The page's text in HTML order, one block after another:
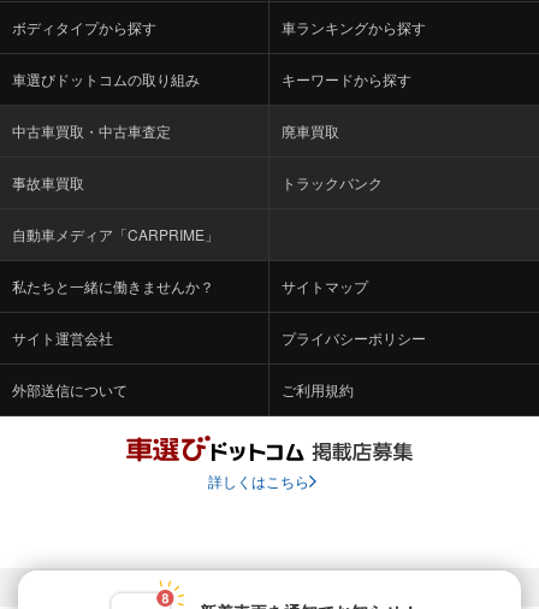
ボディタイプから探す 車ランキングから探す
車選びドットコムの取り組み キーワードから探す
中古車買取・中古車査定 廃車買取
事故車買取 トラックバンク
自動車メディア「CARPRIME」
私たちと一緒に働きませんか？ サイトマップ
サイト運営会社 プライバシーポリシー
外部送信について ご利用規約
詳しくはこちら
© Fabrica Communications Co., LTD.